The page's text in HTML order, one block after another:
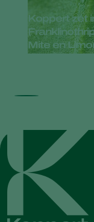
Koppert zet
Mite en